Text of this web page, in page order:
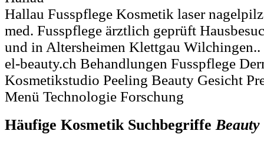
Hallau Fusspflege Kosmetik laser
med. Fusspflege ärztlich geprüft
und in Altersheimen Klettgau Wilchingen..
el-beauty.ch Behandlungen Fusspflege
Kosmetikstudio Peeling Beauty Gesicht
Menü Technologie Forschung
Häufige Kosmetik SuchbegriffeBeauty